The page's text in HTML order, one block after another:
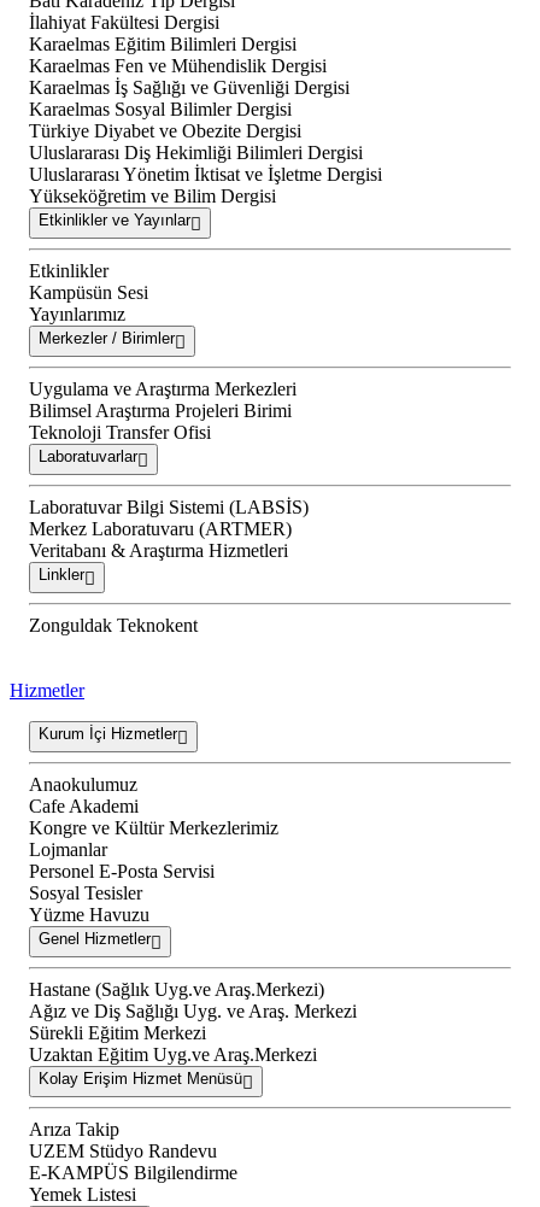
İlahiyat Fakültesi Dergisi
Karaelmas Eğitim Bilimleri Dergisi
Karaelmas Fen ve Mühendislik Dergisi
Karaelmas İş Sağlığı ve Güvenliği Dergisi
Karaelmas Sosyal Bilimler Dergisi
Türkiye Diyabet ve Obezite Dergisi
Uluslararası Diş Hekimliği Bilimleri Dergisi
Uluslararası Yönetim İktisat ve İşletme Dergisi
Yükseköğretim ve Bilim Dergisi
Etkinlikler ve Yayınlar
Etkinlikler
Kampüsün Sesi
Yayınlarımız
Merkezler / Birimler
Uygulama ve Araştırma Merkezleri
Bilimsel Araştırma Projeleri Birimi
Teknoloji Transfer Ofisi
Laboratuvarlar
Laboratuvar Bilgi Sistemi (LABSİS)
Merkez Laboratuvaru (ARTMER)
Veritabanı & Araştırma Hizmetleri
Linkler
Zonguldak Teknokent
Hizmetler
Kurum İçi Hizmetler
Anaokulumuz
Cafe Akademi
Kongre ve Kültür Merkezlerimiz
Lojmanlar
Personel E-Posta Servisi
Sosyal Tesisler
Yüzme Havuzu
Genel Hizmetler
Hastane (Sağlık Uyg.ve Araş.Merkezi)
Ağız ve Diş Sağlığı Uyg. ve Araş. Merkezi
Sürekli Eğitim Merkezi
Uzaktan Eğitim Uyg.ve Araş.Merkezi
Kolay Erişim Hizmet Menüsü
Arıza Takip
UZEM Stüdyo Randevu
E-KAMPÜS Bilgilendirme
Yemek Listesi